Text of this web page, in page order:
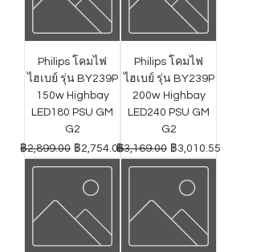
Philips โคมไฟ
ไฮเบย์ รุ่น BY239P
150w Highbay
LED180 PSU GM
G2
ราคาปกติ
฿2,899.00 ราคาขายลด
฿2,754.05
Philips โคมไฟ
ไฮเบย์ รุ่น BY239P
200w Highbay
LED240 PSU GM
G2
ราคาปกติ
฿3,169.00 ราคาขายลด
฿3,010.55